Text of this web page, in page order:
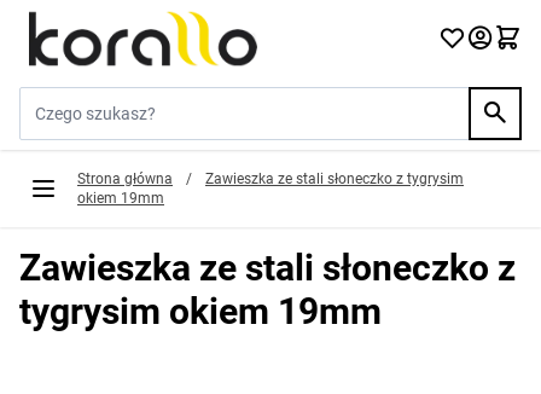
Przejdź do treści
Strona główna /
Zawieszka ze stali słoneczko z tygrysim
okiem 19mm
Zawieszka ze stali słoneczko z
tygrysim okiem 19mm